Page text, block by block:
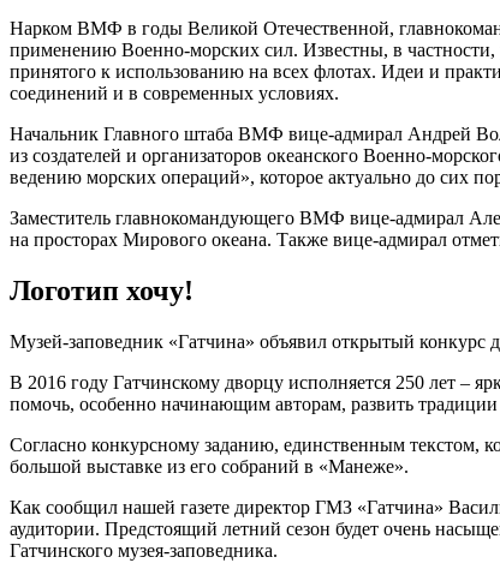
Нарком ВМФ в годы Великой Отечественной,
применению Военно-морских сил. Известны, в частности,
принятого к использованию на всех флотах. Идеи и
соединений и в современных условиях.
Начальник Главного штаба ВМФ вице-адмирал Андрей
из создателей и организаторов океанского Военно-
ведению морских операций», которое актуально до сих
Заместитель главнокомандующего ВМФ вице-адмирал
на просторах Мирового океана. Также вице-адмирал
Логотип хочу!
Музей-заповедник «Гатчина» объявил открытый конкурс
В 2016 году Гатчинскому дворцу исполняется 250 лет –
помочь, особенно начинающим авторам, развить
Согласно конкурсному заданию, единственным текстом,
большой выставке из его собраний в «Манеже».
Как сообщил нашей газете директор ГМЗ «Гатчина»
аудитории. Предстоящий летний сезон будет очень
Гатчинского музея-заповедника.